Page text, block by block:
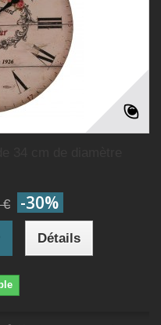
€ -30%
Détails